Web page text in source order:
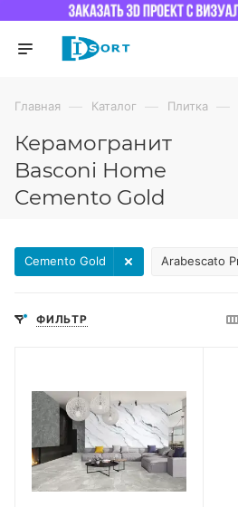
Главная — Каталог — Плитка —
Керамогранит
Basconi Home
Cemento Gold
Arabescato
Cemento Gold
ФИЛЬТР